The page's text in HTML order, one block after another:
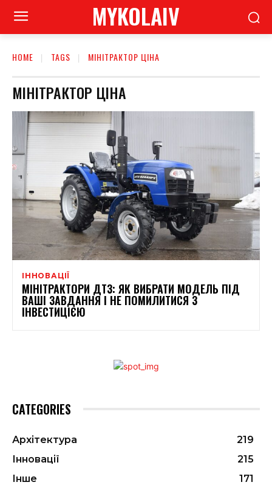
MYKOLAIV
HOME TAGS МІНІТРАКТОР ЦІНА
МІНІТРАКТОР ЦІНА
ІННОВАЦІЇ
МІНІТРАКТОРИ ДТЗ: ЯК ВИБРАТИ МОДЕЛЬ ПІД
ВАШІ ЗАВДАННЯ І НЕ ПОМИЛИТИСЯ З
ІНВЕСТИЦІЄЮ
CATEGORIES
Архітектура
219
Інновації
215
Інше
171